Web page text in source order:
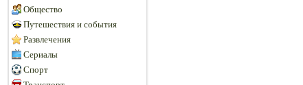
Общество
Путешествия и события
Развлечения
Сериалы
Спорт